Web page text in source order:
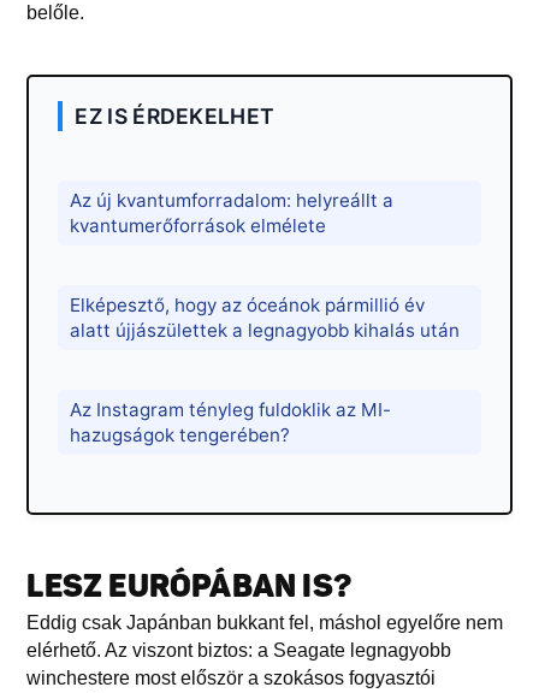
belőle.
EZ IS ÉRDEKELHET
Az új kvantumforradalom: helyreállt a
kvantumerőforrások elmélete
Elképesztő, hogy az óceánok pármillió év
alatt újjászülettek a legnagyobb kihalás után
Az Instagram tényleg fuldoklik az MI-
hazugságok tengerében?
LESZ EURÓPÁBAN IS?
Eddig csak Japánban bukkant fel, máshol egyelőre nem
elérhető. Az viszont biztos: a Seagate legnagyobb
winchestere most először a szokásos fogyasztói